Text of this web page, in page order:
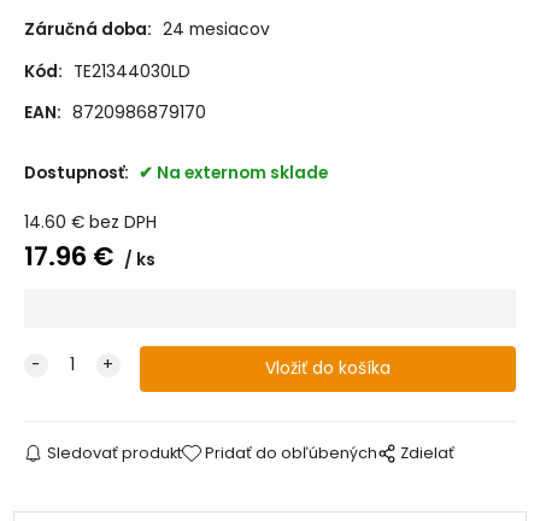
Záručná doba: 24 mesiacov
Kód: TE21344030LD
EAN: 8720986879170
Dostupnosť: Na externom sklade
14.60 € bez DPH
17.96 € ks
Sledovať produkt Pridať do obľúbených Zdielať